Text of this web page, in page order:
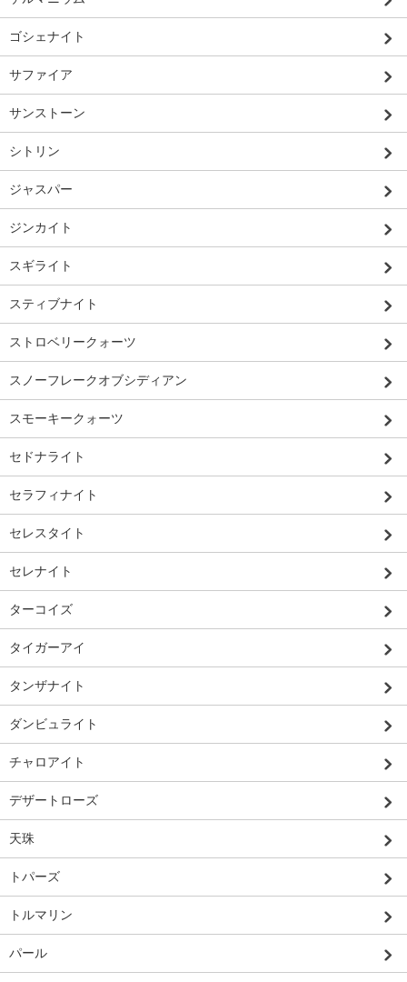
ゴシェナイト
サファイア
サンストーン
シトリン
ジャスパー
ジンカイト
スギライト
スティブナイト
ストロベリークォーツ
スノーフレークオブシディアン
スモーキークォーツ
セドナライト
セラフィナイト
セレスタイト
セレナイト
ターコイズ
タイガーアイ
タンザナイト
ダンビュライト
チャロアイト
デザートローズ
天珠
トパーズ
トルマリン
パール